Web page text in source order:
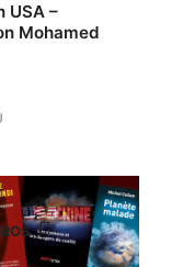
USA –
Mohamed